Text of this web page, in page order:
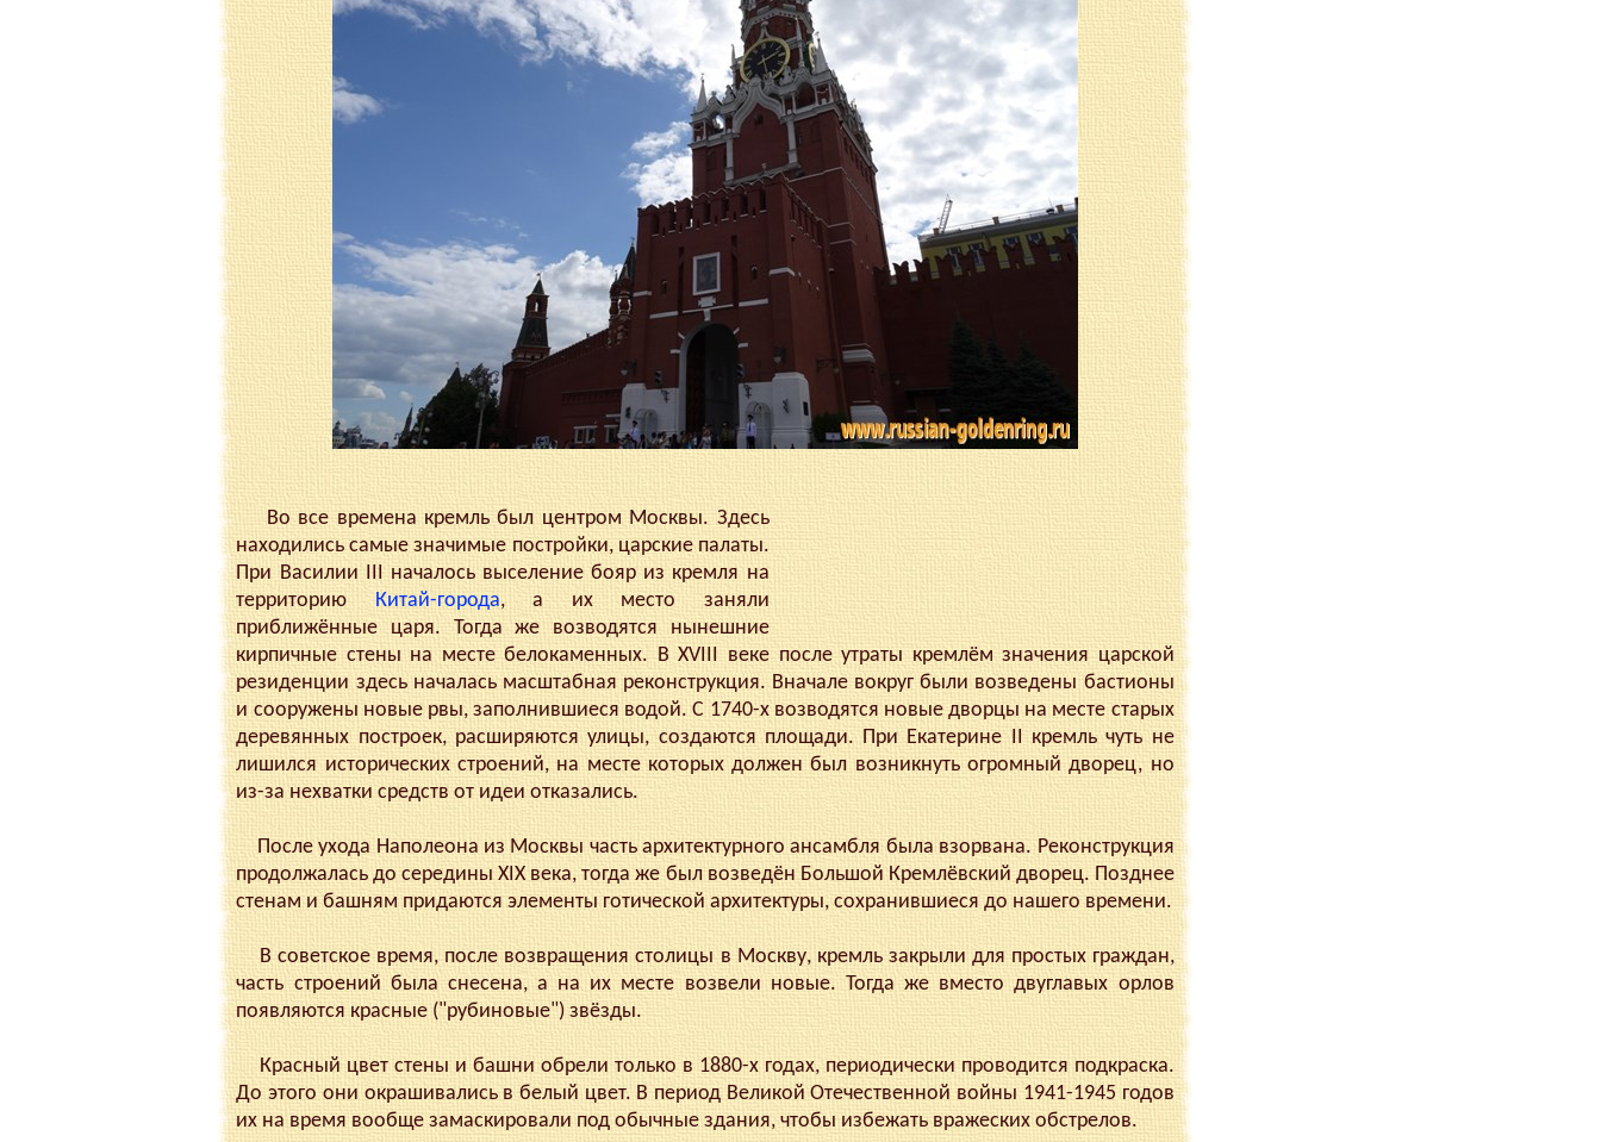
Во все времена кремль был центром Москвы. Здесь
находились самые значимые постройки, царские палаты.
При Василии III началось выселение бояр из кремля на
территорию Китай-города, а их место заняли
приближённые царя. Тогда же возводятся нынешние
кирпичные стены на месте белокаменных. В XVIII веке после утраты кремлём значения царской
резиденции здесь началась масштабная реконструкция. Вначале вокруг были возведены бастионы
и сооружены новые рвы, заполнившиеся водой. С 1740-х возводятся новые дворцы на месте старых
деревянных построек, расширяются улицы, создаются площади. При Екатерине II кремль чуть не
лишился исторических строений, на месте которых должен был возникнуть огромный дворец, но
из-за нехватки средств от идеи отказались.
После ухода Наполеона из Москвы часть архитектурного ансамбля была взорвана. Реконструкция
продолжалась до середины XIX века, тогда же был возведён Большой Кремлёвский дворец. Позднее
стенам и башням придаются элементы готической архитектуры, сохранившиеся до нашего времени.
В советское время, после возвращения столицы в Москву, кремль закрыли для простых граждан,
часть строений была снесена, а на их месте возвели новые. Тогда же вместо двуглавых орлов
появляются красные ("рубиновые") звёзды.
Красный цвет стены и башни обрели только в 1880-х годах, периодически проводится подкраска.
До этого они окрашивались в белый цвет. В период Великой Отечественной войны 1941-1945 годов
их на время вообще замаскировали под обычные здания, чтобы избежать вражеских обстрелов.